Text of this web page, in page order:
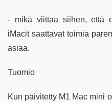
- mikä viittaa siihen, että
iMacit saattavat toimia
asiaa.
Tuomio
Kun päivitetty M1 Mac mini